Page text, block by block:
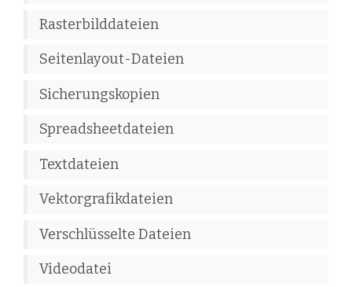
Rasterbilddateien
Seitenlayout-Dateien
Sicherungskopien
Spreadsheetdateien
Textdateien
Vektorgrafikdateien
Verschlüsselte Dateien
Videodatei